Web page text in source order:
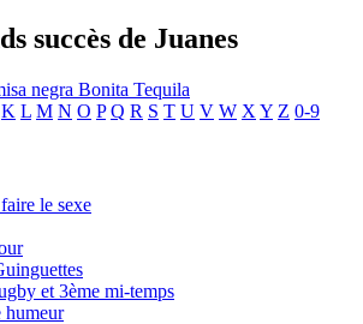
succès de Juanes
negra Bonita Tequila
K L M N O P Q R S T U V W X Y Z 0-9
le sexe
et 3ème mi-temps
humeur